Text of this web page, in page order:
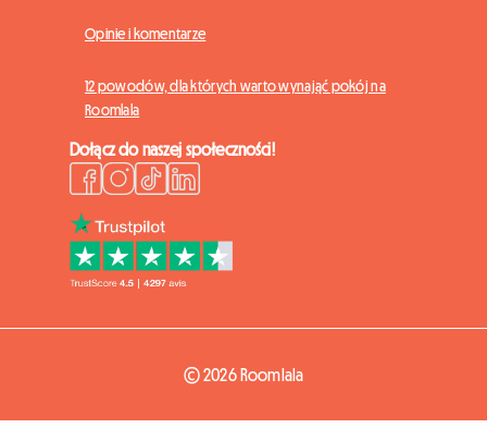
Opinie i komentarze
12 powodów, dla których warto wynająć pokój na
Roomlala
Dołącz do naszej społeczności!
© 2026 Roomlala